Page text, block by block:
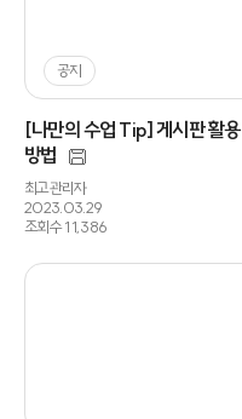
공지
[나만의 수업 Tip] 게시판 활용
방법
최고관리자
2023.03.29
조회수 11,386